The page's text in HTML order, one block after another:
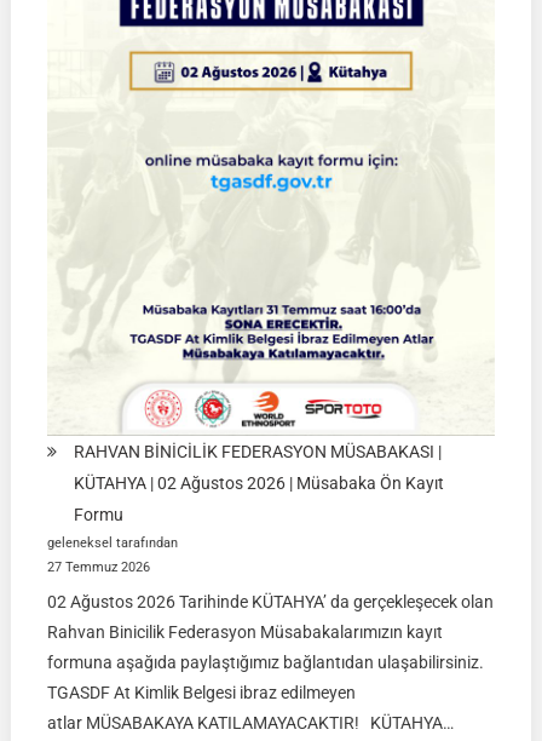
Final
|
01
RAHVAN BİNİCİLİK FEDERASYON MÜSABAKASI |
KÜTAHYA | 02 Ağustos 2026 | Müsabaka Ön Kayıt
Formu
geleneksel tarafından
27 Temmuz 2026
02 Ağustos 2026 Tarihinde KÜTAHYA’ da gerçekleşecek olan
Rahvan Binicilik Federasyon Müsabakalarımızın kayıt
formuna aşağıda paylaştığımız bağlantıdan ulaşabilirsiniz.
TGASDF At Kimlik Belgesi ibraz edilmeyen
atlar MÜSABAKAYA KATILAMAYACAKTIR! KÜTAHYA…